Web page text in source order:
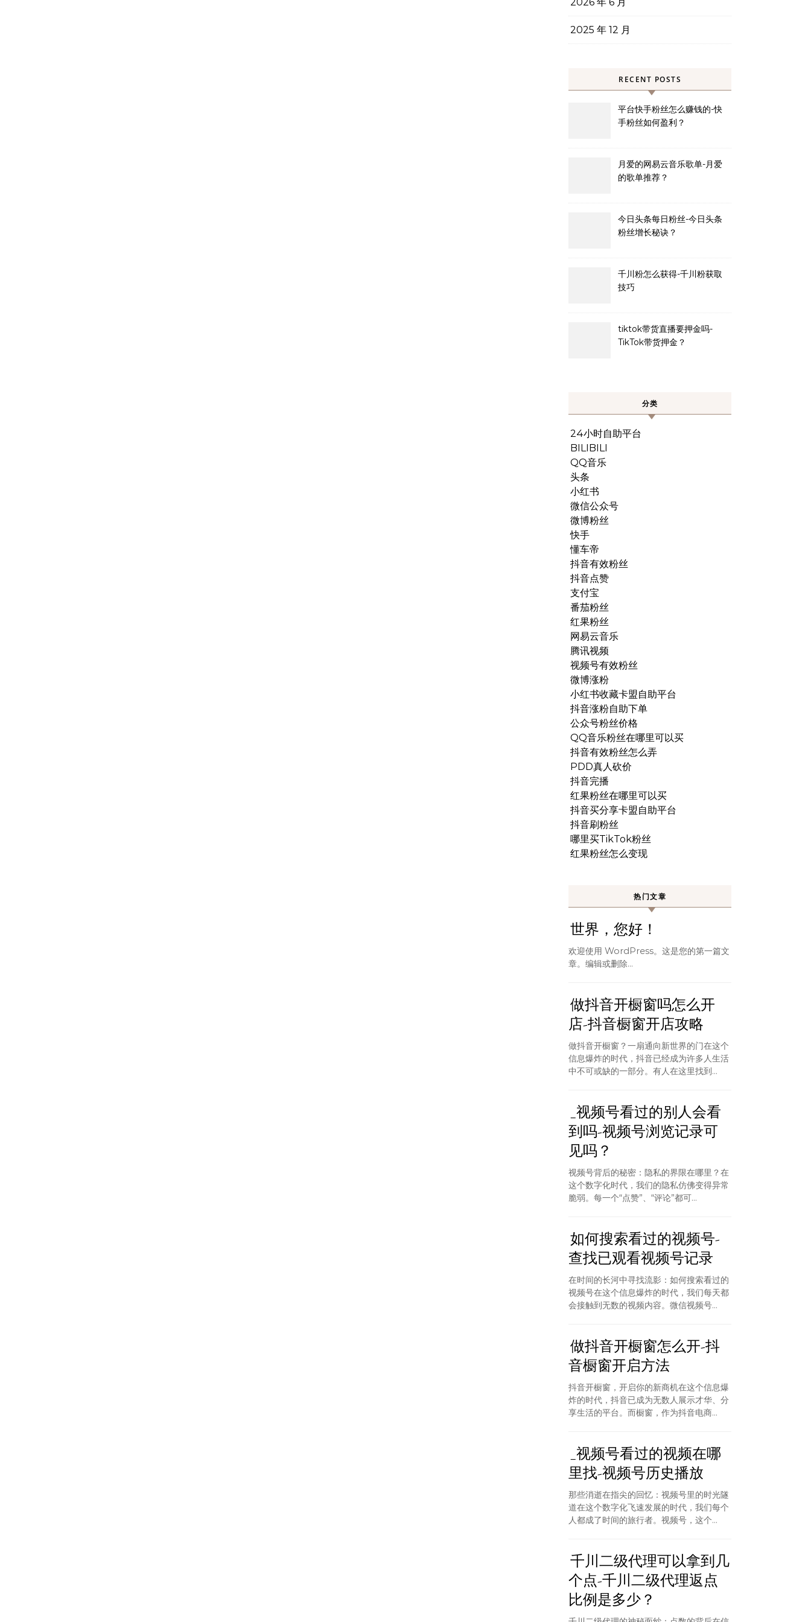
2025 年 12 月
RECENT POSTS
平台快手粉丝怎么赚钱的-快
手粉丝如何盈利？
月爱的网易云音乐歌单-月爱
的歌单推荐？
今日头条每日粉丝-今日头条
粉丝增长秘诀？
千川粉怎么获得-千川粉获取
技巧
tiktok带货直播要押金吗-
TikTok带货押金？
分类
24小时自助平台
BILIBILI
QQ音乐
头条
小红书
微信公众号
微博粉丝
快手
懂车帝
抖音有效粉丝
抖音点赞
支付宝
番茄粉丝
红果粉丝
网易云音乐
腾讯视频
视频号有效粉丝
微博涨粉
小红书收藏卡盟自助平台
抖音涨粉自助下单
公众号粉丝价格
QQ音乐粉丝在哪里可以买
抖音有效粉丝怎么弄
PDD真人砍价
抖音完播
红果粉丝在哪里可以买
抖音买分享卡盟自助平台
抖音刷粉丝
哪里买TikTok粉丝
红果粉丝怎么变现
热门文章
世界，您好！
欢迎使用 WordPress。这是您的第一篇文
章。编辑或删除…
做抖音开橱窗吗怎么开
店-抖音橱窗开店攻略
做抖音开橱窗？一扇通向新世界的门在这个
信息爆炸的时代，抖音已经成为许多人生活
中不可或缺的一部分。有人在这里找到...
_视频号看过的别人会看
到吗-视频号浏览记录可
见吗？
视频号背后的秘密：隐私的界限在哪里？在
这个数字化时代，我们的隐私仿佛变得异常
脆弱。每一个“点赞”、“评论”都可...
如何搜索看过的视频号-
查找已观看视频号记录
在时间的长河中寻找流影：如何搜索看过的
视频号在这个信息爆炸的时代，我们每天都
会接触到无数的视频内容。微信视频号...
做抖音开橱窗怎么开-抖
音橱窗开启方法
抖音开橱窗，开启你的新商机在这个信息爆
炸的时代，抖音已成为无数人展示才华、分
享生活的平台。而橱窗，作为抖音电商...
_视频号看过的视频在哪
里找-视频号历史播放
那些消逝在指尖的回忆：视频号里的时光隧
道在这个数字化飞速发展的时代，我们每个
人都成了时间的旅行者。视频号，这个...
千川二级代理可以拿到几
个点-千川二级代理返点
比例是多少？